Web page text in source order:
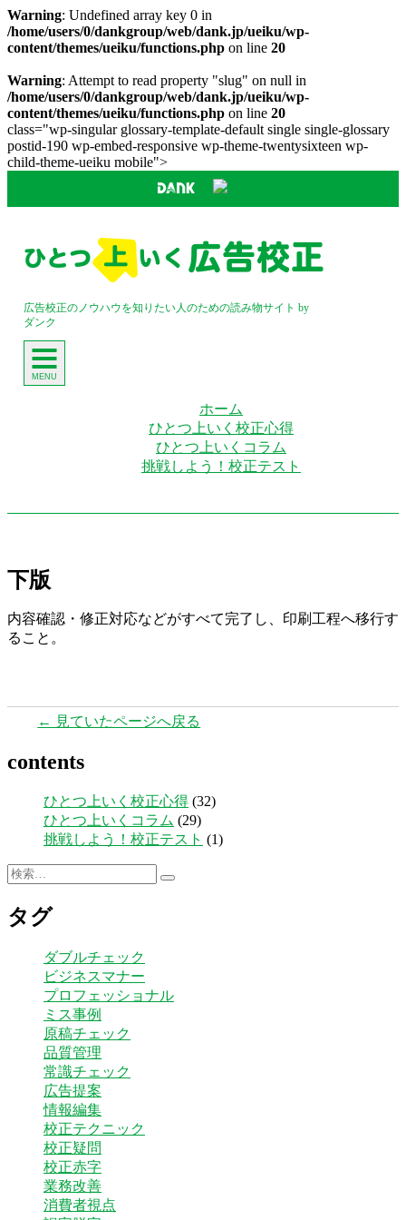
Warning: Undefined array key 0 in
/home/users/0/dankgroup/web/dank.jp/ueiku/wp-
content/themes/ueiku/functions.php on line 20
Warning: Attempt to read property "slug" on null in
/home/users/0/dankgroup/web/dank.jp/ueiku/wp-
content/themes/ueiku/functions.php on line 20
class="wp-singular glossary-template-default single single-glossary
postid-190 wp-embed-responsive wp-theme-twentysixteen wp-
child-theme-ueiku mobile">
広告校正のノウハウを知りたい人のための読み物サイト by
ダンク
MENU
ホーム
ひとつ上いく校正心得
ひとつ上いくコラム
挑戦しよう！校正テスト
下版
内容確認・修正対応などがすべて完了し、印刷工程へ移行す
ること。
← 見ていたページへ戻る
contents
ひとつ上いく校正心得 (32)
ひとつ上いくコラム (29)
挑戦しよう！校正テスト (1)
検
検
タグ
ダブルチェック
ビジネスマナー
プロフェッショナル
ミス事例
原稿チェック
品質管理
常識チェック
広告提案
情報編集
校正テクニック
校正疑問
校正赤字
業務改善
消費者視点